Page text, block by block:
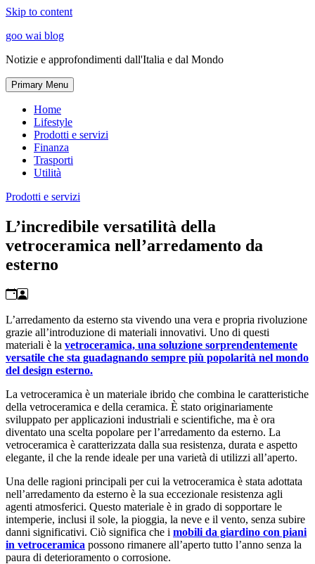
Skip to content
goo wai blog
Notizie e approfondimenti dall'Italia e dal Mondo
Primary Menu
Home
Lifestyle
Prodotti e servizi
Finanza
Trasporti
Utilità
Prodotti e servizi
L’incredibile versatilità della
vetroceramica nell’arredamento da
esterno
L’arredamento da esterno sta vivendo una vera e propria rivoluzione
grazie all’introduzione di materiali innovativi. Uno di questi
materiali è la vetroceramica, una soluzione sorprendentemente
versatile che sta guadagnando sempre più popolarità nel mondo
del design esterno.
La vetroceramica è un materiale ibrido che combina le caratteristiche
della vetroceramica e della ceramica. È stato originariamente
sviluppato per applicazioni industriali e scientifiche, ma è ora
diventato una scelta popolare per l’arredamento da esterno. La
vetroceramica è caratterizzata dalla sua resistenza, durata e aspetto
elegante, il che la rende ideale per una varietà di utilizzi all’aperto.
Una delle ragioni principali per cui la vetroceramica è stata adottata
nell’arredamento da esterno è la sua eccezionale resistenza agli
agenti atmosferici. Questo materiale è in grado di sopportare le
intemperie, inclusi il sole, la pioggia, la neve e il vento, senza subire
danni significativi. Ciò significa che i mobili da giardino con piani
in vetroceramica possono rimanere all’aperto tutto l’anno senza la
paura di deterioramento o corrosione.